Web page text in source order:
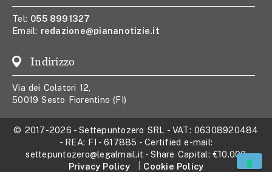
Tel: 055 8991327
Email: redazione@piananotizie.it
Indirizzo
Via dei Colatori 12,
50019 Sesto Fiorentino (FI)
© 2017-2026 -Settepuntozero SRL - VAT: 06308920484
- REA: FI - 617885 - Certified e-mail:
settepuntozero@legalmail.it - Share Capital:€10.000
Privacy Policy
Cookie Policy